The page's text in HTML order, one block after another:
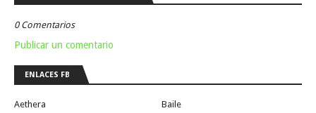
0 Comentarios
Publicar un comentario
ENLACES FB
Aethera
Baile